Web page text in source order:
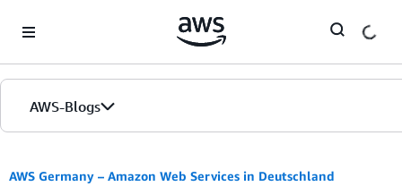
AWS-Blogs
AWS Germany – Amazon Web Services in Deutschland